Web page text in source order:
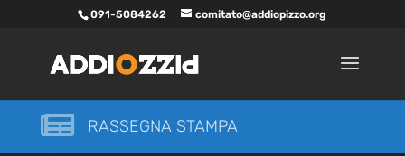
091-5084262 comitato@addiopizzo.org
 RASSEGNA STAMPA